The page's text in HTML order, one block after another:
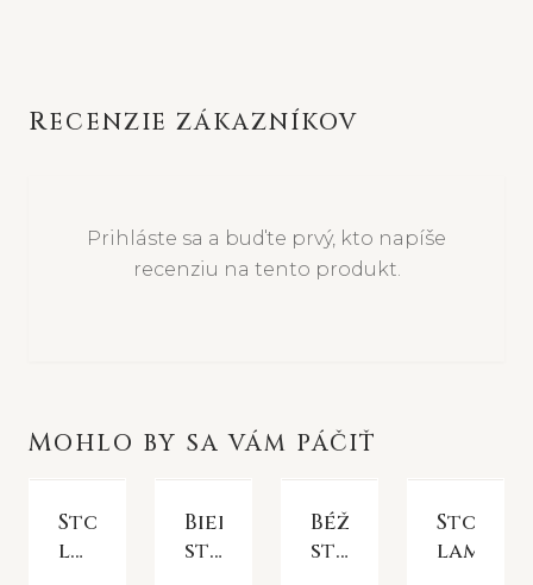
RECENZIE ZÁKAZNÍKOV
Prihláste sa a buďte prvý, kto napíše
recenziu na tento produkt.
MOHLO BY SA VÁM PÁČIŤ
Stolová
lampa
Biela
stolová
Béžová
stolová
Stolná
lampa